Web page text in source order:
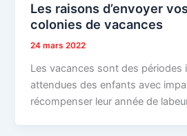
Les raisons d’envoyer
colonies de vacances
24 mars 2022
Les vacances sont des
attendues des enfants avec
récompenser leur année de